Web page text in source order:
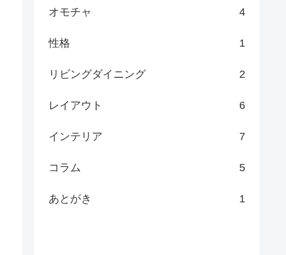
オモチャ 4
性格 1
リビングダイニング 2
レイアウト 6
インテリア 7
コラム 5
あとがき 1